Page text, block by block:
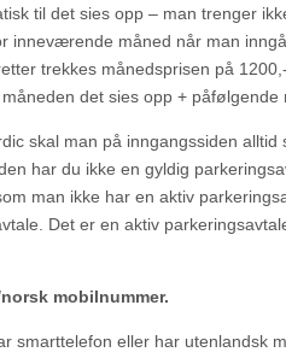
til det sies opp – man trenger
inneværende måned når man
trekkes månedsprisen på
det sies opp + påfølgende
skal man på inngangssiden alltid
har du ikke en gyldig
man ikke har en aktiv
Det er en aktiv
mobilnummer.
smarttelefon eller har utenlandsk